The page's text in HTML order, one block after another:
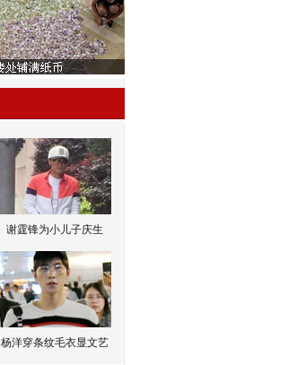
谢霆锋为小儿子庆生
杨洋穿条纹毛衣显文艺